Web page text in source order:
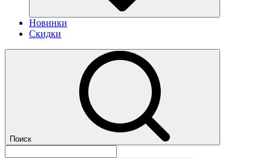
Новинки
Скидки
Поиск